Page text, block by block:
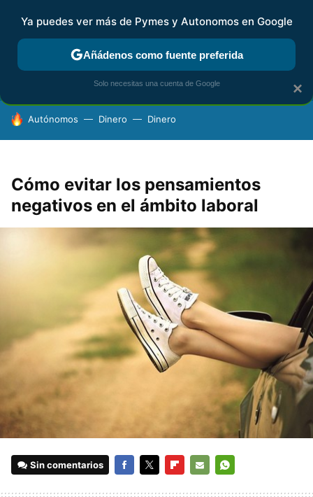
FISCALIDAD Y CONTABILIDAD KIT DIGITAL RENTA
HOY SE HABLA DE
Autónomos Dinero Dinero
Cómo evitar los pensamientos
negativos en el ámbito laboral
Sin comentarios
×
Ya puedes ver más de Pymes y Autonomos en Google
Añádenos como fuente preferida
Solo necesitas una cuenta de Google